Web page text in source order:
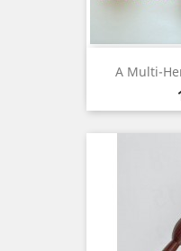
A Multi-